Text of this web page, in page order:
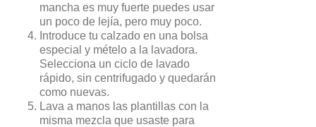
mancha es muy fuerte puedes usar
un poco de lejía, pero muy poco.
Introduce tu calzado en una bolsa
especial y mételo a la lavadora.
Selecciona un ciclo de lavado
rápido, sin centrifugado y quedarán
como nuevas.
Lava a manos las plantillas con la
misma mezcla que usaste para